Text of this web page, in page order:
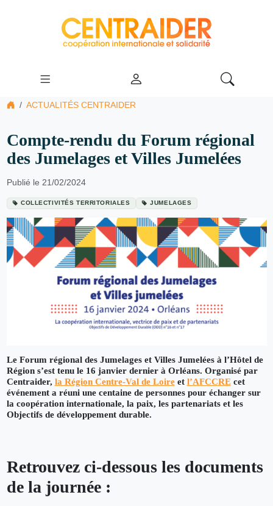
ACTUALITÉS CENTRAIDER
Compte-rendu du Forum régional
des Jumelages et Villes Jumelées
Publié le 21/02/2024
COLLECTIVITÉS TERRITORIALES JUMELAGES
Le Forum régional des Jumelages et Villes Jumelées à l’Hôtel de
Région s’est tenu le 16 janvier dernier à Orléans. Organisé par
Centraider, la Région Centre-Val de Loireet l’AFCCREcet
événement a réuni une centaine de personnes pour échanger sur
la coopération internationale, la paix, les partenariats et les
Objectifs de développement durable.
Retrouvez ci-dessous les documents
de la journée :